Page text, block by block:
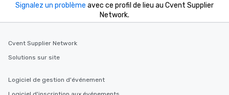
Signalez un problème avec ce profil de lieu au Cvent Supplier
Network.
Cvent Supplier Network
Solutions sur site
Logiciel de gestion d'événement